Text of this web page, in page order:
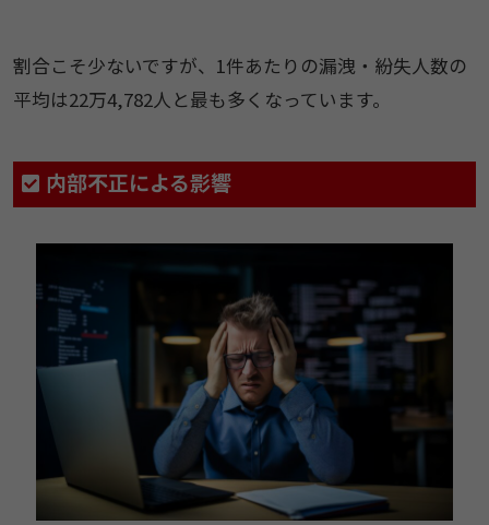
割合こそ少ないですが、1件あたりの漏洩・紛失人数の
平均は22万4,782人と最も多くなっています。
内部不正による影響